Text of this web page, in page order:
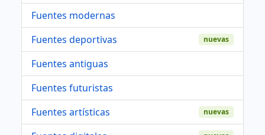
Fuentes modernas
Fuentes deportivas
nuevas
Fuentes antiguas
Fuentes futuristas
Fuentes artísticas
nuevas